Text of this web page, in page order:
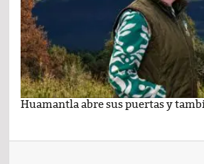
Huamantla abre sus puertas y